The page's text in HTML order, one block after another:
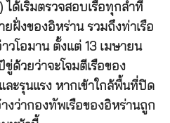
ได้เริ่มตรวจสอบเรือทุกลำที่
ยฝั่งของอิหร่าน รวมถึงท่าเรือ
วโอมาน ตั้งแต่ 13 เมษายน
ด้วยว่าจะโจมตีเรือของ
ละรุนแรง หากเข้าใกล้พื้นที่ปิด
งว่ากองทัพเรือของอิหร่านถูก